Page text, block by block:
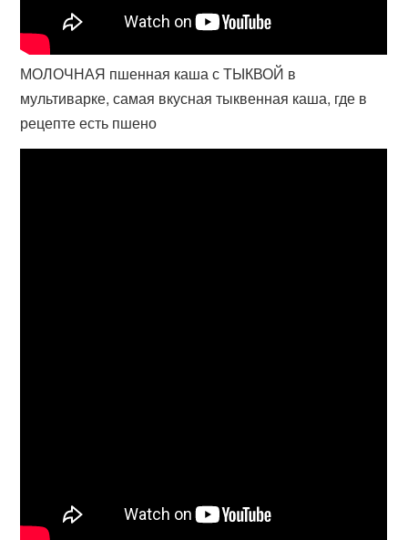
МОЛОЧНАЯ пшенная каша с ТЫКВОЙ в
мультиварке, самая вкусная тыквенная каша, где в
рецепте есть пшено